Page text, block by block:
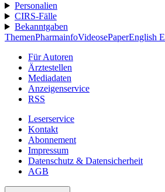
Personalien
CIRS-Fälle
Bekanntgaben
ThemenPharmainfoVideosePaperEnglish
Für Autoren
Ärztestellen
Mediadaten
Anzeigenservice
RSS
Leserservice
Kontakt
Abonnement
Impressum
Datenschutz & Datensicherheit
AGB